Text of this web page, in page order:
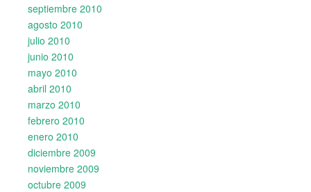
septiembre 2010
agosto 2010
julio 2010
junio 2010
mayo 2010
abril 2010
marzo 2010
febrero 2010
enero 2010
diciembre 2009
noviembre 2009
octubre 2009